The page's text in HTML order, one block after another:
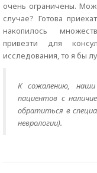
очень ограничены.
случае? Готова
накопилось
привезти для
исследования, то я бы
К сожалению,
пациентов с
обратиться в
неврологии).